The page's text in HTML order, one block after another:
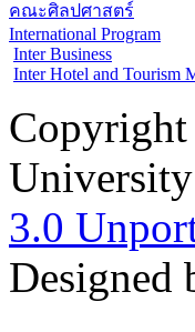
คณะศิลปศาสตร์
International Program
Inter Business
Inter Hotel and Tourism
3.0
Designed